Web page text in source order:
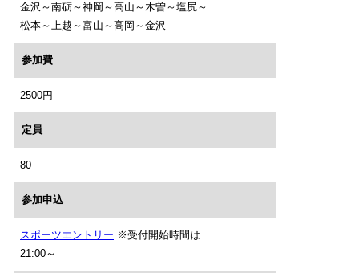
金沢～南砺～神岡～高山～木曽～塩尻～
松本～上越～富山～高岡～金沢
参加費
2500円
定員
80
参加申込
スポーツエントリー ※受付開始時間は
21:00～